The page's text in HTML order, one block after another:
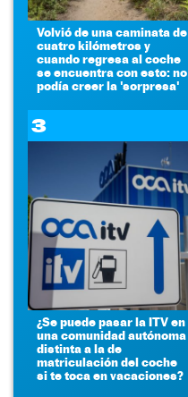
Volvió de una caminata de
cuatro kilómetros y
cuando regresa al coche
se encuentra con esto: no
podía creer la 'sorpresa'
3
¿Se puede pasar la ITV en
una comunidad autónoma
distinta a la de
matriculación del coche
si te toca en vacaciones?